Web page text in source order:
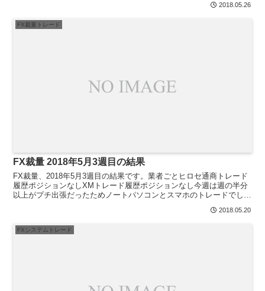
2018.05.26
FX裁量トレード
FX裁量 2018年5月3週目の結果
FX裁量、2018年5月3週目の結果です。業者ごとヒロセ通商トレード
履歴ポジションなしXMトレード履歴ポジションなし今週は週の半分
以上がプチ出張だったためノートパソコンとスマホのトレードでし
2018.05.20
FXシステムトレード